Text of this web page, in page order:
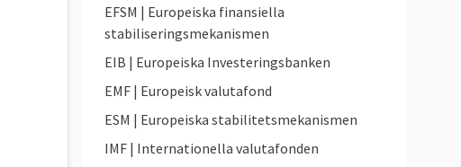
EFSM | Europeiska finansiella
stabiliseringsmekanismen
EIB | Europeiska Investeringsbanken
EMF | Europeisk valutafond
ESM | Europeiska stabilitetsmekanismen
IMF | Internationella valutafonden